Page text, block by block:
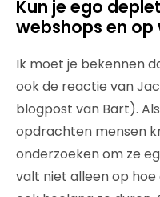
Kun je ego
webshops en op
Ik moet je bekennen
ook de reactie van
blogpost van Bart).
opdrachten mensen
onderzoeken om ze
valt niet alleen op